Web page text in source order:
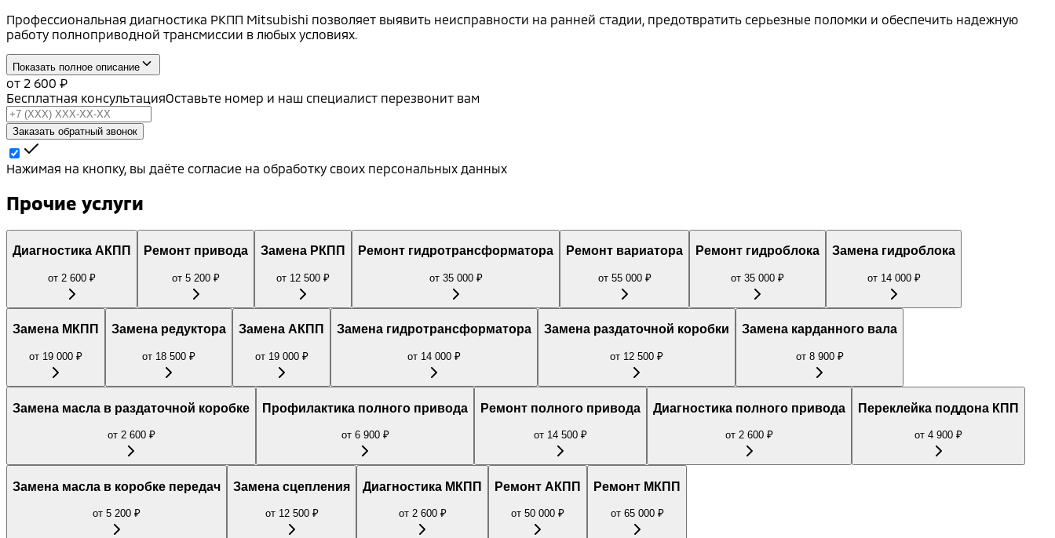
Профессиональная диагностика РКПП Mitsubishi позволяет выявить неисправности на ранней стадии, предотвратить серьезные поломки и обеспечить надежную
работу полноприводной трансмиссии в любых условиях.
Показать полное описание
от 2 600 ₽
Бесплатная консультацияОставьте номер и наш специалист перезвонит вам
Заказать обратный звонок
Нажимая на кнопку, вы даёте согласие на обработку своих персональных данных
Прочие услуги
Диагностика АКПП
от 2 600 ₽
Ремонт привода
от 5 200 ₽
Замена РКПП
от 12 500 ₽
Ремонт гидротрансформатора
от 35 000₽
Ремонт вариатора
от 55 000₽
Ремонт гидроблока
от 35 000 ₽
Замена гидроблока
от 14 000₽
Замена МКПП
от 19 000 ₽
Замена редуктора
от 18 500 ₽
Замена АКПП
от 19 000₽
Замена гидротрансформатора
от 14 000 ₽
Замена раздаточной коробки
от 12 500 ₽
Замена карданного вала
от 8 900₽
Замена масла в раздаточной коробке
от 2 600₽
Профилактика полного привода
от 6 900₽
Ремонт полного привода
от 14 500 ₽
Диагностика полного привода
от 2 600 ₽
Переклейка поддона КПП
от 4 900 ₽
Замена масла в коробке передач
от 5 200 ₽
Замена сцепления
от 12 500₽
Диагностика МКПП
от 2 600₽
Ремонт АКПП
от 50 000 ₽
Ремонт МКПП
от 65 000₽